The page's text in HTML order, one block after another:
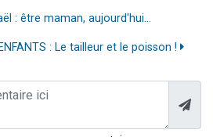
: être maman, aujourd'hui...
: Le tailleur et le poisson !